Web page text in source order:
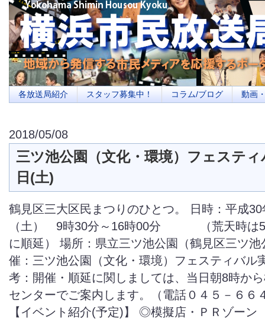
横浜の地域メディア、地域・市民・放送局・メディアを応援するポータルサ
を目指します
各放送局紹介 スタッフ募集中！ コラム/ブログ 動画
2018/05/08
三ツ池公園（文化・環境）フェスティ
日(土)
鶴見区三大区民まつりのひとつ。 日時：平成
（土） 9時30分～16時00分 （荒天時は5
に順延） 場所：県立三ツ池公園（鶴見区三ツ
催：三ツ池公園（文化・環境）フェスティバル
考：開催・順延に関しましては、当日朝8時か
センターでご案内します。（電話０４５－６６
【イベント紹介(予定)】 ◎模擬店・ＰＲゾー